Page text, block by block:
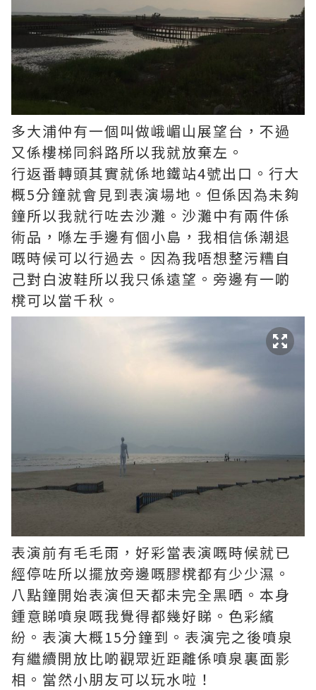
多大浦仲有一個叫做峨嵋山展望台，不過
又係樓梯同斜路所以我就放棄左。
行返番轉頭其實就係地鐵站4號出口。行大
概5分鐘就會見到表演場地。但係因為未夠
鐘所以我就行咗去沙灘。沙灘中有兩件係
術品，喺左手邊有個小島，我相信係潮退
嘅時候可以行過去。因為我唔想整污糟自
己對白波鞋所以我只係遠望。旁邊有一啲
櫈可以當千秋。
表演前有毛毛雨，好彩當表演嘅時候就已
經停咗所以擺放旁邊嘅膠櫈都有少少濕。
八點鐘開始表演但天都未完全黑晒。本身
鍾意睇噴泉嘅我覺得都幾好睇。色彩繽
紛。表演大概15分鐘到。表演完之後噴泉
有繼續開放比啲觀眾近距離係噴泉裏面影
相。當然小朋友可以玩水啦！